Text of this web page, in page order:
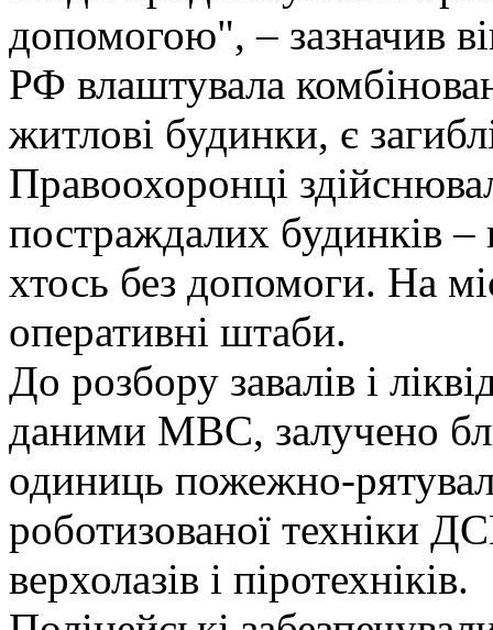
допомогою", – зазначив
РФ влаштувала
житлові будинки, є
Правоохоронці
постраждалих будинків
хтось без допомоги. На
оперативні штаби.
До розбору завалів і
даними МВС, залучено
одиниць пожежно-
роботизованої техніки
верхолазів і піротехніків.